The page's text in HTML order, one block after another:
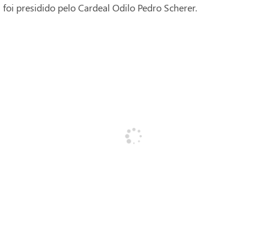
foi presidido pelo Cardeal Odilo Pedro Scherer.